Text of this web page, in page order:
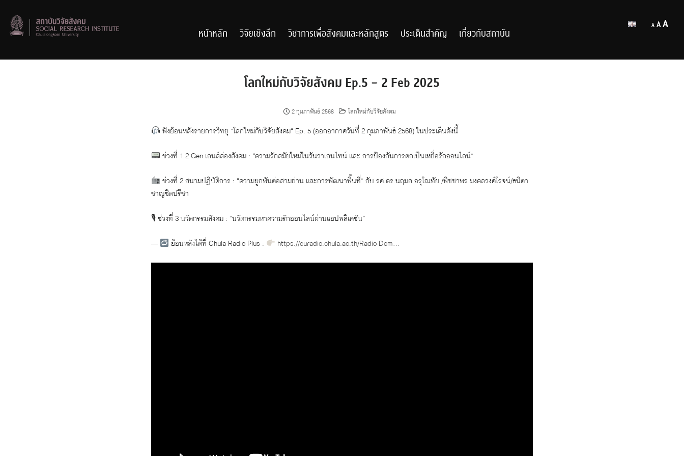
content
หน้าหลัก วิจัยเชิงลึก วิชาการเพื่อสังคมและหลักสูตร ประเด็นสำคัญ เกี่ยวกับสถาบัน
A
Decrease
font
AReset
A
โลกใหม่กับวิจัยสังคม Ep.5 – 2 Feb 2025
2 กุมภาพันธ์ 2568 โลกใหม่กับวิจัยสังคม
ฟังย้อนหลังรายการวิทยุ ”โลกใหม่กับวิจัยสังคม“ Ep. 5 (ออกอากาศวันที่ 2 กุมภาพันธ์ 2568) ในประเด็นดังนี้
ช่วงที่ 1 2 Gen เลนส์ส่องสังคม : “ความรักสมัยใหม่ในวันวาเลนไทน์ และ การป้องกันการตกเป็นเหยื่อรักออนไลน์”
ช่วงที่ 2 สนามปฏิบัติการ : “ความผูกพันต่อสามย่าน และการพัฒนาพื้นที่” กับ รศ.ดร.นฤมล อรุโณทัย /พิชชาพร มงคลวงศ์โรจน์/ธนิตา
ชาญชิตปรีชา
🎙 ช่วงที่ 3 นวัตกรรมสังคม : “นวัตกรรมหาความรักออนไลน์ผ่านแอปพลิเคชัน”
— ย้อนหลังได้ที่ Chula Radio Plus : https://curadio.chula.ac.th/Radio-Dem…